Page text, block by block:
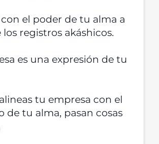
el poder de tu alma a
los registros akáshicos.
es una expresión de tu
tu empresa con el
de tu alma, pasan cosas